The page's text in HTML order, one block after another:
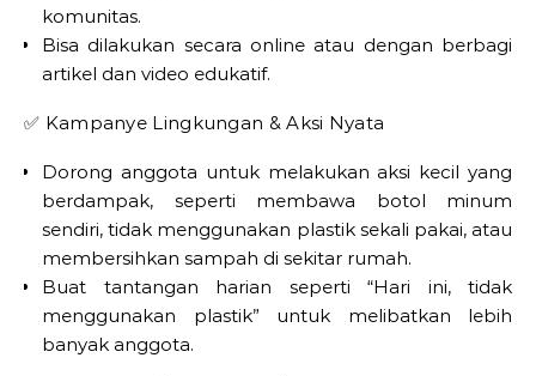
komunitas.
Bisa dilakukan secara online atau dengan berbagi
artikel dan video edukatif.
✅ Kampanye Lingkungan & Aksi Nyata
Dorong anggota untuk melakukan aksi kecil yang
berdampak, seperti membawa botol minum
sendiri, tidak menggunakan plastik sekali pakai, atau
membersihkan sampah di sekitar rumah.
Buat tantangan harian seperti “Hari ini, tidak
menggunakan plastik” untuk melibatkan lebih
banyak anggota.